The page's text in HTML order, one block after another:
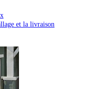
et la livraison